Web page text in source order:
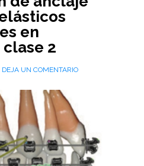
en
2
DEJA UN COMENTARIO